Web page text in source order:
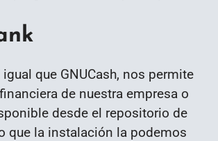
que GNUCash, nos permite
de nuestra empresa o
desde el repositorio de
que la instalación la podemos